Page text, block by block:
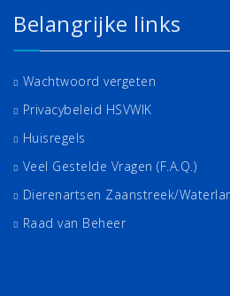
Belangrijke links
Wachtwoord vergeten
Privacybeleid HSVWIK
Huisregels
Veel Gestelde Vragen (F.A.Q.)
Dierenartsen Zaanstreek/
Raad van Beheer